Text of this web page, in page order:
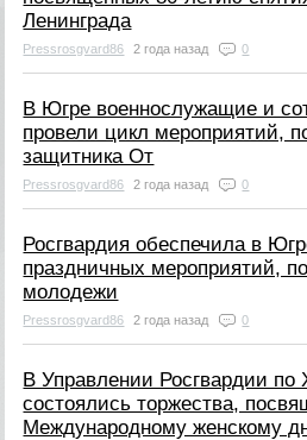
Ленинграда
Pressrosgvard86 2 года назад 0
В Югре военнослужащие и
провели цикл мероприятий,
защитника От
Pressrosgvard86 2 года назад 0
Росгвардия обеспечила в
праздничных мероприятий,
молодежи
Pressrosgvard86 2 года назад 0
В Управлении Росгвардии
состоялись торжества,
Международному женскому